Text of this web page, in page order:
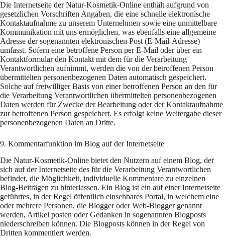
Die Internetseite der Natur-Kosmetik-Online enthält aufgrund von
gesetzlichen Vorschriften Angaben, die eine schnelle elektronische
Kontaktaufnahme zu unserem Unternehmen sowie eine unmittelbare
Kommunikation mit uns ermöglichen, was ebenfalls eine allgemeine
Adresse der sogenannten elektronischen Post (E-Mail-Adresse)
umfasst. Sofern eine betroffene Person per E-Mail oder über ein
Kontaktformular den Kontakt mit dem für die Verarbeitung
Verantwortlichen aufnimmt, werden die von der betroffenen Person
übermittelten personenbezogenen Daten automatisch gespeichert.
Solche auf freiwilliger Basis von einer betroffenen Person an den für
die Verarbeitung Verantwortlichen übermittelten personenbezogenen
Daten werden für Zwecke der Bearbeitung oder der Kontaktaufnahme
zur betroffenen Person gespeichert. Es erfolgt keine Weitergabe dieser
personenbezogenen Daten an Dritte.
9. Kommentarfunktion im Blog auf der Internetseite
Die Natur-Kosmetik-Online bietet den Nutzern auf einem Blog, der
sich auf der Internetseite des für die Verarbeitung Verantwortlichen
befindet, die Möglichkeit, individuelle Kommentare zu einzelnen
Blog-Beiträgen zu hinterlassen. Ein Blog ist ein auf einer Internetseite
geführtes, in der Regel öffentlich einsehbares Portal, in welchem eine
oder mehrere Personen, die Blogger oder Web-Blogger genannt
werden, Artikel posten oder Gedanken in sogenannten Blogposts
niederschreiben können. Die Blogposts können in der Regel von
Dritten kommentiert werden.